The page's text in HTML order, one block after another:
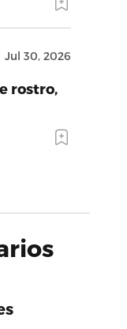
Jul 30, 2026
rostro,